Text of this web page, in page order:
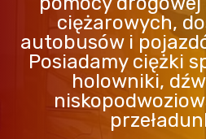
ciężarowych,
autobusów i
Posiadamy ciężki
holowniki,